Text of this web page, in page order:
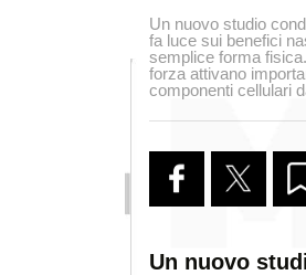
Un nuovo studio
fa luce sui benefici
semplice forma
forza attivano
componenti cellulari
Un nuovo